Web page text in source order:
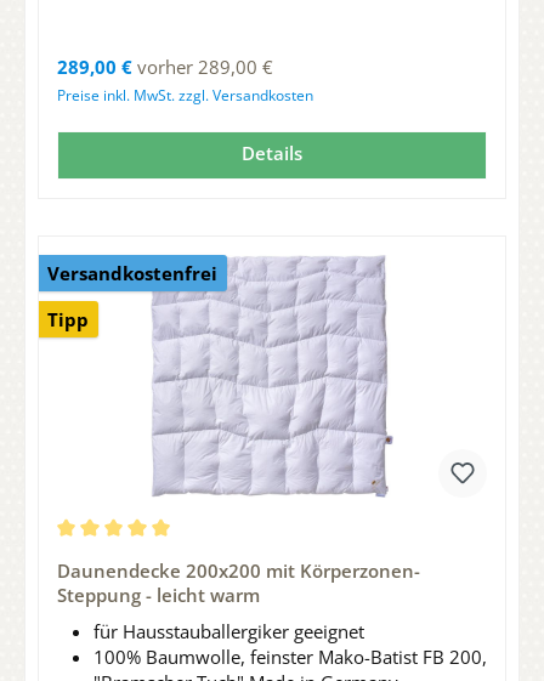
Regulärer Preis:
289,00 € vorher 289,00 €
Preise inkl. MwSt. zzgl. Versandkosten
Details
Versandkostenfrei
Tipp
Daunendecke 200x200 mit Körperzonen-
Steppung - leicht warm
für Hausstauballergiker geeignet
100% Baumwolle, feinster Mako-Batist FB 200,